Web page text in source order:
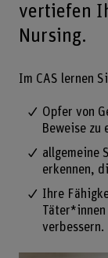
vertiefen
Nursing.
Im CAS lernen
Opfer von
Beweise zu
allgemeine
erkennen,
Ihre
verbessern.